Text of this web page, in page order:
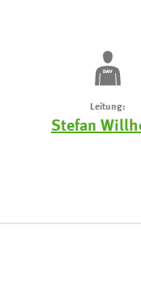
Leitung:
Stefan